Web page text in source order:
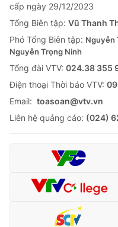
cấp ngày 29/12/2023
Tổng Biên tập: Vũ Thanh
Phó Tổng Biên tập: Nguyễn
Nguyễn Trọng Ninh
Tổng đài VTV: 024.38 355
Ðiện thoại Thời báo VTV:
Email: toasoan@vtv.vn
Liên hệ quảng cáo: (024)